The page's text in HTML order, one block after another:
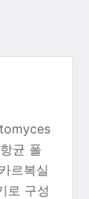
균 폴
르복실
로 구성